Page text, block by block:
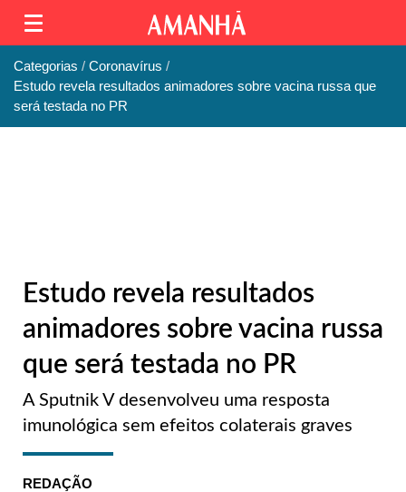
Categorias
Coronavírus
Estudo revela resultados animadores sobre vacina russa que
será testada no PR
Estudo revela resultados
animadores sobre vacina russa
que será testada no PR
A Sputnik V desenvolveu uma resposta
imunológica sem efeitos colaterais graves
REDAÇÃO